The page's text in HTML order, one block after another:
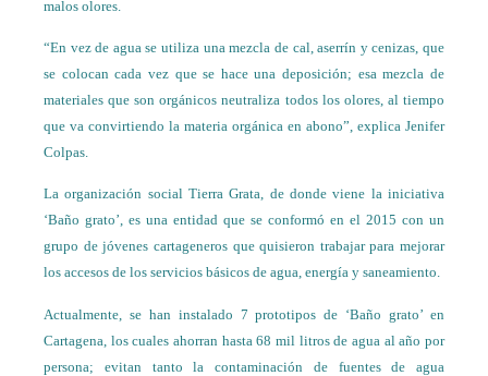
malos olores.
“En vez de agua se utiliza una mezcla de cal, aserrín y cenizas, que
se colocan cada vez que se hace una deposición; esa mezcla de
materiales que son orgánicos neutraliza todos los olores, al tiempo
que va convirtiendo la materia orgánica en abono”, explica Jenifer
Colpas.
La organización social Tierra Grata, de donde viene la iniciativa
‘Baño grato’, es una entidad que se conformó en el 2015 con un
grupo de jóvenes cartageneros que quisieron trabajar para mejorar
los accesos de los servicios básicos de agua, energía y saneamiento.
Actualmente, se han instalado 7 prototipos de ‘Baño grato’ en
Cartagena, los cuales ahorran hasta 68 mil litros de agua al año por
persona; evitan tanto la contaminación de fuentes de agua